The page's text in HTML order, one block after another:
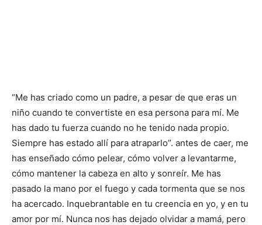
“Me has criado como un padre, a pesar de que eras un
niño cuando te convertiste en esa persona para mí. Me
has dado tu fuerza cuando no he tenido nada propio.
Siempre has estado allí para atraparlo”. antes de caer, me
has enseñado cómo pelear, cómo volver a levantarme,
cómo mantener la cabeza en alto y sonreír. Me has
pasado la mano por el fuego y cada tormenta que se nos
ha acercado. Inquebrantable en tu creencia en yo, y en tu
amor por mí. Nunca nos has dejado olvidar a mamá, pero